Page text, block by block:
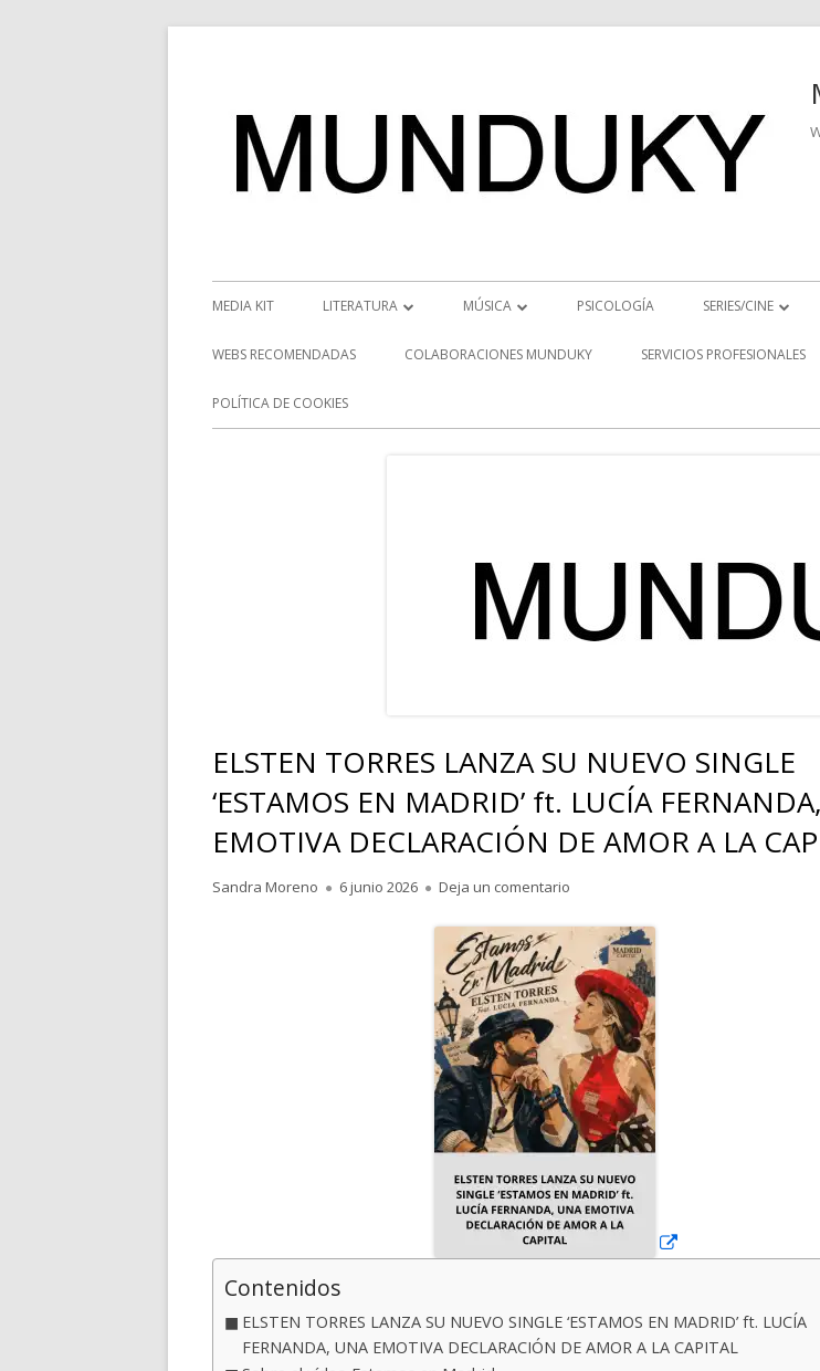
Menú
principal
MEDIA KIT LITERATURA
RESEÑAS
NOVEDADES
MÚSICA
NOTICIAS MUSICALES
PSICOLOGÍA SERIES/CINE
SERIES
WEBS RECOMENDADAS COLABORACIONES MUNDUKY SERVICIOS PROFESIONALES
POLÍTICA DE COOKIES
ELSTEN TORRES LANZA SU NUEVO SINGLE
‘ESTAMOS EN MADRID’ ft. LUCÍA
EMOTIVA DECLARACIÓN DE AMOR A LA
Autor
Sandra Moreno
Publicado
6 junio 2026 Deja un comentario
Contenidos
ELSTEN TORRES LANZA SU NUEVO SINGLE ‘ESTAMOS EN MADRID’ ft. LUCÍA
FERNANDA, UNA EMOTIVA DECLARACIÓN DE AMOR A LA CAPITAL